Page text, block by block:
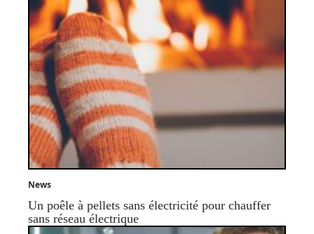
News
Un poêle à pellets sans électricité pour chauffer
sans réseau électrique